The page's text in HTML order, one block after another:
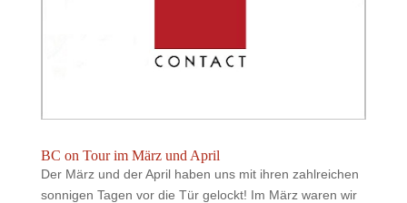
BC on Tour im März und April
Der März und der April haben uns mit ihren zahlreichen
sonnigen Tagen vor die Tür gelockt! Im März waren wir